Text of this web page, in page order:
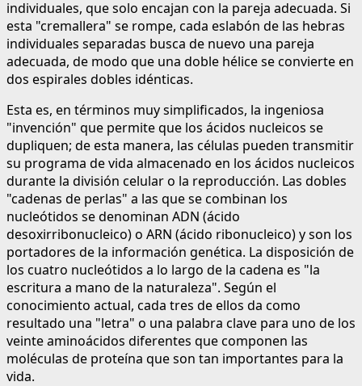
individuales, que solo encajan con la pareja adecuada. Si
esta "cremallera" se rompe, cada eslabón de las hebras
individuales separadas busca de nuevo una pareja
adecuada, de modo que una doble hélice se convierte en
dos espirales dobles idénticas.
Esta es, en términos muy simplificados, la ingeniosa
"invención" que permite que los ácidos nucleicos se
dupliquen; de esta manera, las células pueden transmitir
su programa de vida almacenado en los ácidos nucleicos
durante la división celular o la reproducción. Las dobles
"cadenas de perlas" a las que se combinan los
nucleótidos se denominan ADN (ácido
desoxirribonucleico) o ARN (ácido ribonucleico) y son los
portadores de la información genética. La disposición de
los cuatro nucleótidos a lo largo de la cadena es "la
escritura a mano de la naturaleza". Según el
conocimiento actual, cada tres de ellos da como
resultado una "letra" o una palabra clave para uno de los
veinte aminoácidos diferentes que componen las
moléculas de proteína que son tan importantes para la
vida.